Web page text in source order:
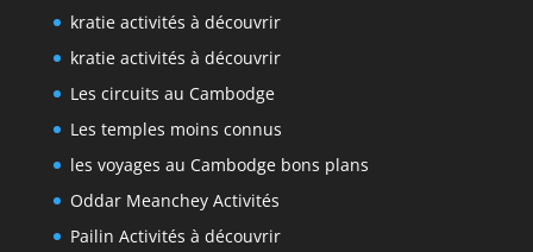
kratie activités à découvrir
kratie activités à découvrir
Les circuits au Cambodge
Les temples moins connus
les voyages au Cambodge bons plans
Oddar Meanchey Activités
Pailin Activités à découvrir